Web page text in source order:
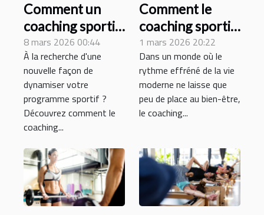
Comment un
coaching sportif
virtuel peut
transformer
votre routine
d'entraînement ?
8 mars 2026 00:44
À la recherche d'une
nouvelle façon de
dynamiser votre
programme sportif ?
Découvrez comment le
coaching...
Comment le
coaching sportif
à domicile
révolutionne-t-il
l'entraînement
personnel ?
1 mars 2026 20:22
Dans un monde où le
rythme effréné de la vie
moderne ne laisse que
peu de place au bien-être,
le coaching...